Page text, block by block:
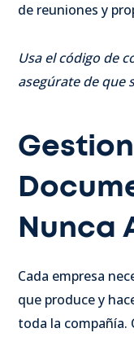
de reuniones y
Usa el código de
asegúrate de que
Nunca
Cada empresa
que produce y
toda la compañía.